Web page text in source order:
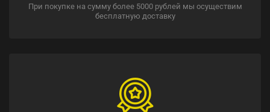
При покупке на сумму более 5000 рублей мы осуществим
бесплатную доставку